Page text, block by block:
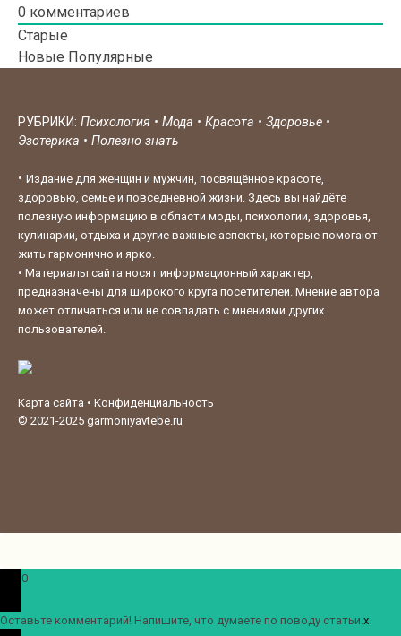
0 комментариев
Старые
Новые Популярные
РУБРИКИ: Психология • Мода • Красота • Здоровье •
Эзотерика • Полезно знать
• Издание для женщин и мужчин, посвящённое красоте,
здоровью, семье и повседневной жизни. Здесь вы найдёте
полезную информацию в области моды, психологии, здоровья,
кулинарии, отдыха и другие важные аспекты, которые помогают
жить гармонично и ярко.
• Материалы сайта носят информационный характер,
предназначены для широкого круга посетителей. Мнение автора
может отличаться или не совпадать с мнениями других
пользователей.
Карта сайта • Конфиденциальность
© 2021-2025 garmoniyavtebe.ru
0
Оставьте комментарий! Напишите, что думаете по поводу статьи.x